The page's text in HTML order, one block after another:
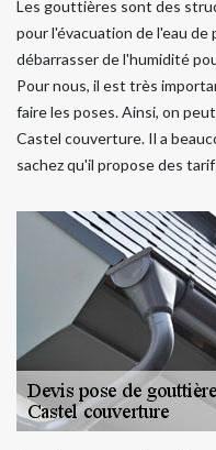
Les gouttières sont des
pour l'évacuation de l'eau
débarrasser de l'humidité
Pour nous, il est très
faire les poses. Ainsi, on
Castel couverture. Il a
sachez qu'il propose des